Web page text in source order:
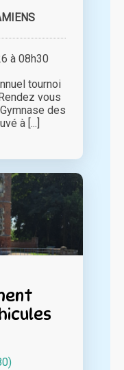
à 08h30
tournoi
vous
des
à [...]